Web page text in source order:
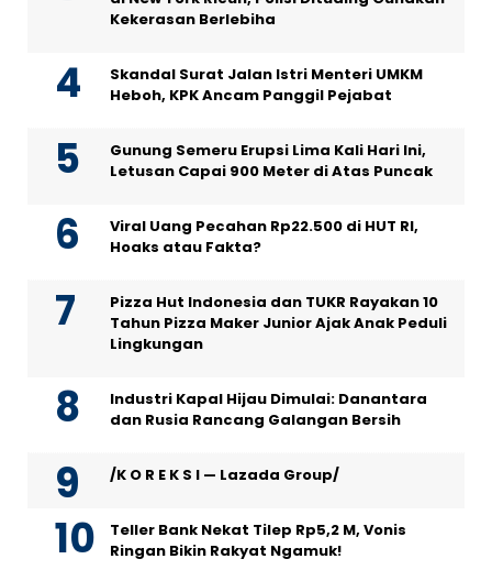
Kekerasan Berlebiha
Skandal Surat Jalan Istri Menteri UMKM
Heboh, KPK Ancam Panggil Pejabat
Gunung Semeru Erupsi Lima Kali Hari Ini,
Letusan Capai 900 Meter di Atas Puncak
Viral Uang Pecahan Rp22.500 di HUT RI,
Hoaks atau Fakta?
Pizza Hut Indonesia dan TUKR Rayakan 10
Tahun Pizza Maker Junior Ajak Anak Peduli
Lingkungan
Industri Kapal Hijau Dimulai: Danantara
dan Rusia Rancang Galangan Bersih
/K O R E K S I — Lazada Group/
Teller Bank Nekat Tilep Rp5,2 M, Vonis
Ringan Bikin Rakyat Ngamuk!